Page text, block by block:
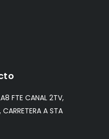
FTE CANAL 2TV,
CARRETERA A STA